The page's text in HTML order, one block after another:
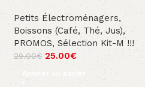
Petits Électroménagers,
Boissons (Café, Thé, Jus),
PROMOS, Sélection Kit-M !!!
29.00€ 25.00€